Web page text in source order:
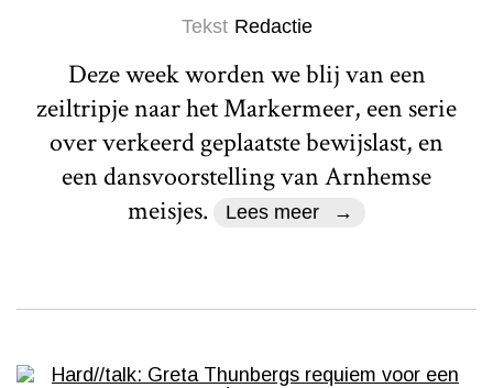
Tekst Redactie
Deze week worden we blij van een
zeiltripje naar het Markermeer, een serie
over verkeerd geplaatste bewijslast, en
een dansvoorstelling van Arnhemse
meisjes.
Lees meer